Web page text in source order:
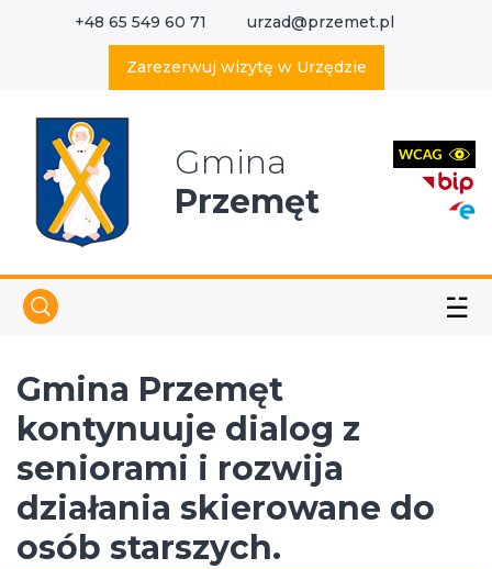
+48 65 549 60 71 urzad@przemet.pl
Zarezerwuj wizytę w Urzędzie
Gmina
Przemęt
☱
Gmina Przemęt
kontynuuje dialog z
seniorami i rozwija
działania skierowane do
osób starszych.
Wyszukaj w serwisie